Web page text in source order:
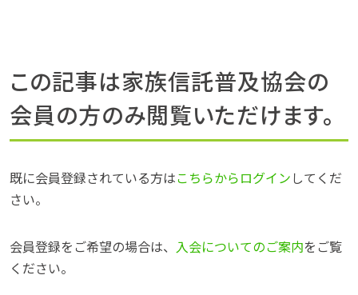
この記事は家族信託普及協会の
会員の方のみ閲覧いただけます。
既に会員登録されている方はこちらからログイン してくだ
さい。
会員登録をご希望の場合は、 入会についてのご案内をご覧
ください。